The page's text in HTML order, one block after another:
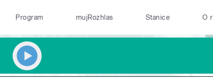
Program mujRozhlas Stanice O